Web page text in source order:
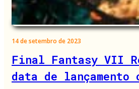
14 de setembro de 2023
Final Fantasy VII
data de lançamento